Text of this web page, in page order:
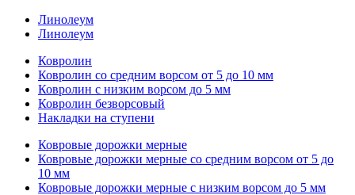
Линолеум
Линолеум
Ковролин
Ковролин со средним ворсом от 5 до 10 мм
Ковролин с низким ворсом до 5 мм
Ковролин безворсовый
Накладки на ступени
Ковровые дорожки мерные
Ковровые дорожки мерные со средним ворсом от 5 до
10 мм
Ковровые дорожки мерные с низким ворсом до 5 мм